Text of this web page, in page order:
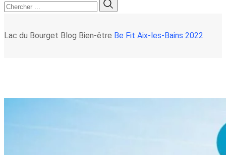
Lac du Bourget Blog Bien-être Be Fit Aix-les-Bains 2022